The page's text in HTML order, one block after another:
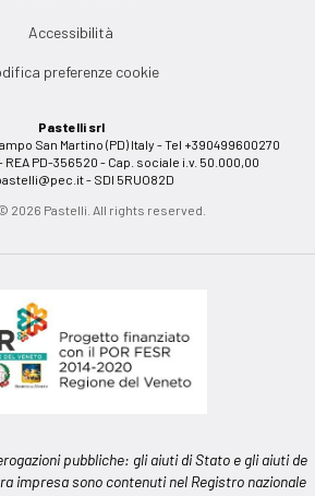
Accessibilità
preferenze cookie
Pastelli srl
San Martino (PD) Italy - Tel +390499600270
REA PD-356520 - Cap. sociale i.v. 50.000,00
- SDI 5RUO82D
2026 Pastelli. All rights reserved.
pubbliche: gli aiuti di Stato e gli aiuti de
impresa sono contenuti nel Registro nazionale